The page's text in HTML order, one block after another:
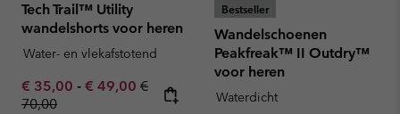
Tech Trail™ Utility
wandelshorts voor heren
Water- en vlekafstotend
Minimum sale price:
€ 35,00 - Maximum sale price:
€ 49,00 Regular price:
€
70,00
Bestseller
Wandelschoenen
Peakfreak™ II Outdry™
voor heren
Waterdicht